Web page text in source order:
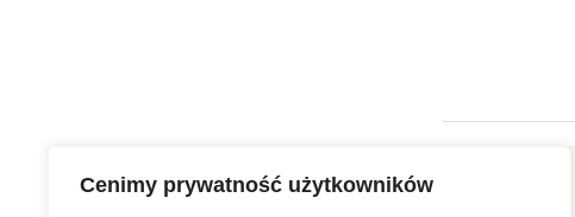
Cenimy prywatność użytkowników
Urząd Miasta Puławy